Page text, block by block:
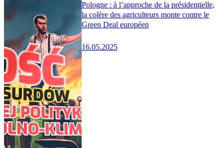
Pologne : à l’approche de la présidentielle,
la colère des agriculteurs monte contre le
Green Deal européen
16.05.2025